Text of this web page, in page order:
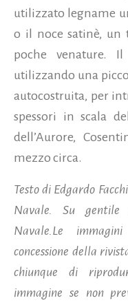
utilizzato legname
o il noce satinè, un
poche venature.
utilizzando una
autocostruita, per
spessori in scala
dell’Aurore,
mezzo circa.
Testo di Edgardo
Navale. Su gentile
Navale.Le
concessione della
chiunque di
immagine se non